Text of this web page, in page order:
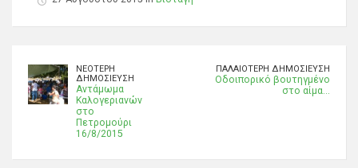
ΝΕΌΤΕΡΗ
ΔΗΜΟΣΊΕΥΣΗ
Αντάμωμα
Καλογεριανών
στο
Πετρομούρι
16/8/2015
ΠΑΛΑΙΌΤΕΡΗ ΔΗΜΟΣΊΕΥΣΗ
Οδοιπορικό βουτηγμένο
στο αίμα...